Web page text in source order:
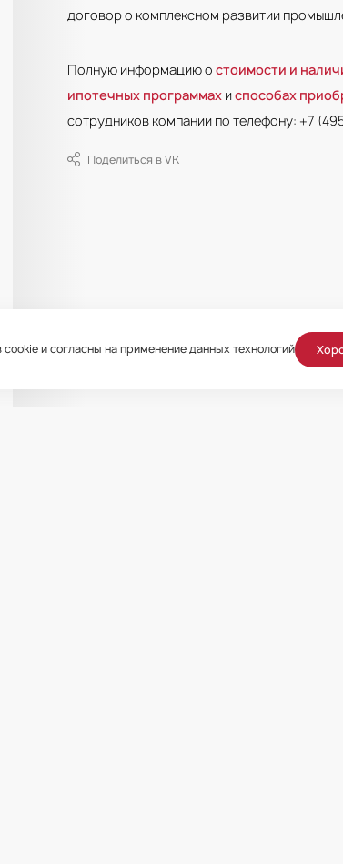
договор о комплексном развитии
Полную информацию о стоимости и
ипотечных программах испособах
сотрудников компании по телефону: +7
Поделиться в VK
и согласны на применение данных технологий